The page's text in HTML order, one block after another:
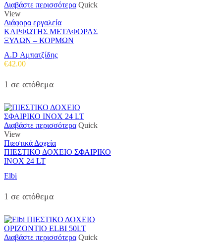
Διαβάστε περισσότερα Quick
View
Διάφορα εργαλεία
ΚΑΡΦΩΤΗΣ ΜΕΤΑΦΟΡΑΣ
ΞΥΛΩΝ – ΚΟΡΜΩΝ
A.D Αμπατζίδης
€42.00
1 σε απόθεμα
Διαβάστε περισσότερα Quick
View
Πιεστικά Δοχεία
ΠΙΕΣΤΙΚΟ ΔΟΧΕΙΟ ΣΦΑΙΡΙΚΟ
INOX 24 LT
Elbi
1 σε απόθεμα
Διαβάστε περισσότερα Quick